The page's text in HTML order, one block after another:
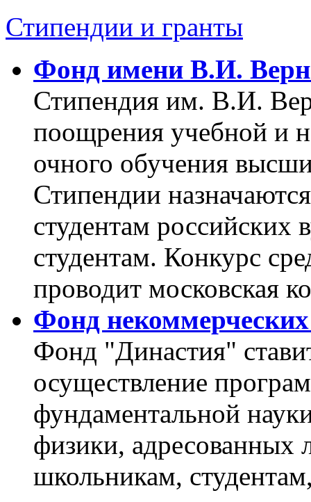
Стипендии и гранты
Фонд имени В.И.
Стипендия им. В.И.
поощрения учебной и
очного обучения
Стипендии
студентам российских
студентам. Конкурс
проводит московская
Фонд
Фонд "Династия"
осуществление
фундаментальной
физики, адресованных
школьникам,